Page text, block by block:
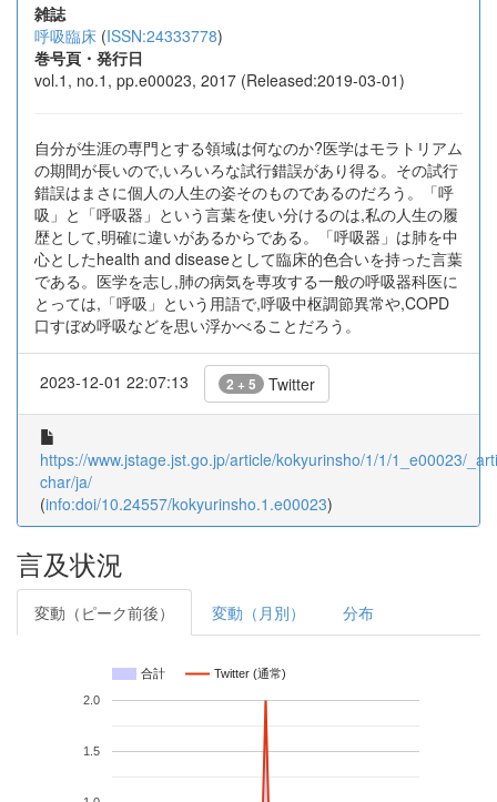
雑誌
呼吸臨床 (ISSN:24333778)
巻号頁・発行日
vol.1, no.1, pp.e00023, 2017 (Released:2019-03-01)
自分が生涯の専門とする領域は何なのか?医学はモラトリアム
の期間が長いので,いろいろな試行錯誤があり得る。その試行
錯誤はまさに個人の人生の姿そのものであるのだろう。「呼
吸」と「呼吸器」という言葉を使い分けるのは,私の人生の履
歴として,明確に違いがあるからである。「呼吸器」は肺を中
心としたhealth and diseaseとして臨床的色合いを持った言葉
である。医学を志し,肺の病気を専攻する一般の呼吸器科医に
とっては,「呼吸」という用語で,呼吸中枢調節異常や,COPD
口すぼめ呼吸などを思い浮かべることだろう。
2023-12-01 22:07:13 2 + 5 Twitter
https://www.jstage.jst.go.jp/article/kokyurinsho/1/1/1_e00023/
char/ja/
(info:doi/10.24557/kokyurinsho.1.e00023)
言及状況
変動（ピーク前後） 変動（月別） 分布
合計 Twitter (通常)
1.5
2.0